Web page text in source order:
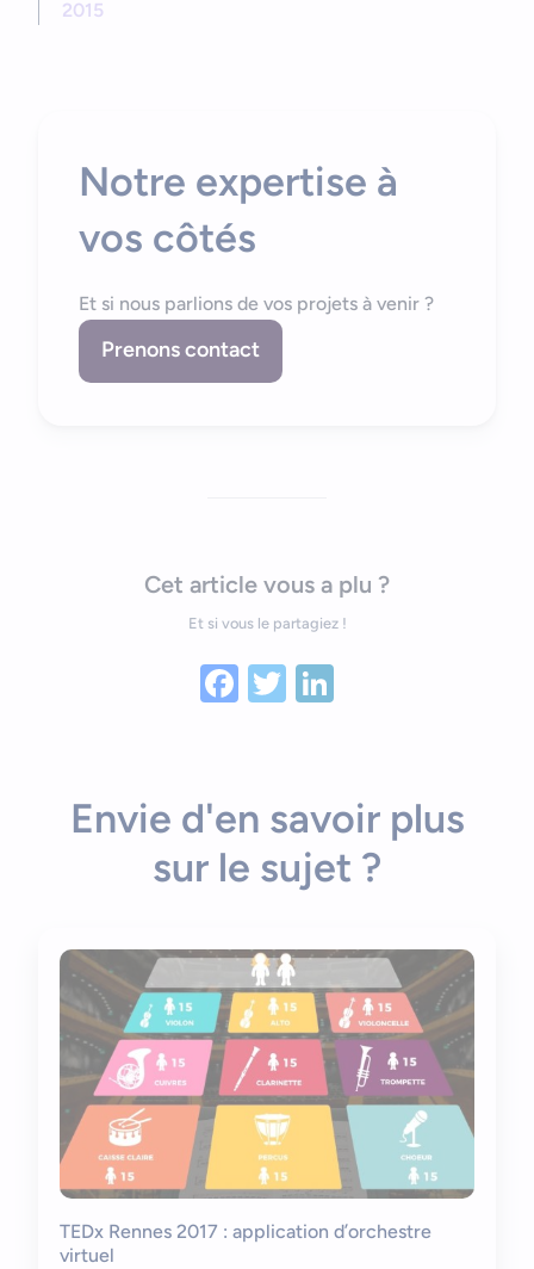
2015
Notre expertise à
vos côtés
Et si nous parlions de vos projets à venir ?
Prenons contact
Cet article vous a plu ?
Et si vous le partagiez !
Facebook
Twitter
Envie d'en savoir plus
sur le sujet ?
TEDx Rennes 2017 : application d’orchestre
virtuel